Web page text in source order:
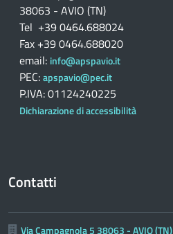
38063 - AVIO (TN)
Tel +39 0464.688024
Fax +39 0464.688020
email: info@apspavio.it
PEC:apspavio@pec.it
P.IVA: 01124240225
Dichiarazione di accessibilità
Contatti
Via Campagnola 5 38063 - AVIO (TN)